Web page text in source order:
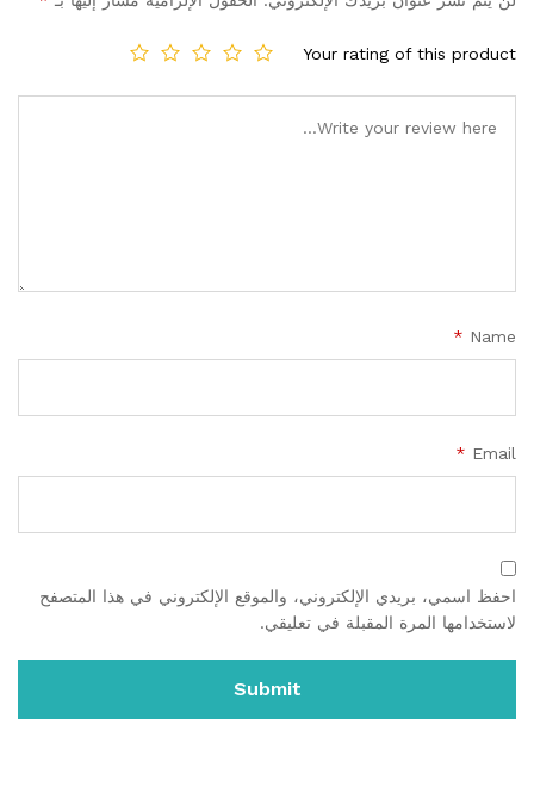
Your rating of this product
Name
*
Email
*
احفظ اسمي، بريدي الإلكتروني، والموقع الإلكتروني في هذا المتصفح
لاستخدامها المرة المقبلة في تعليقي.